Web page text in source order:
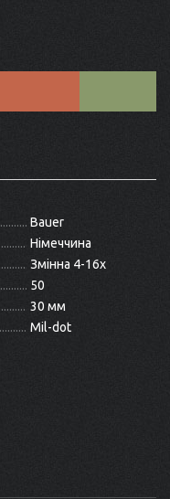
Bauer
Німеччина
Змінна 4-16x
50
30 мм
Mil-dot